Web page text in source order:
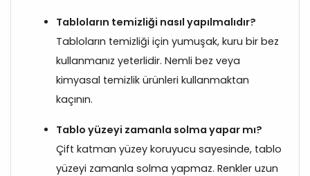
Tabloların temizliği nasıl yapılmalıdır?
Tabloların temizliği için yumuşak, kuru bir bez
kullanmanız yeterlidir. Nemli bez veya
kimyasal temizlik ürünleri kullanmaktan
kaçının.
Tablo yüzeyi zamanla solma yapar mı?
Çift katman yüzey koruyucu sayesinde, tablo
yüzeyi zamanla solma yapmaz. Renkler uzun